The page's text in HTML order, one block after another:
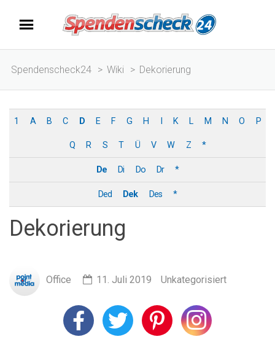
Spendenscheck24 > Wiki > Dekorierung
1 A B C D E F G H K L M N O P
Q R S T Ü V W Z *
De Di Do Dr *
Ded Dek Des *
Dekorierung
Office 11. Juli 2019 Unkategorisiert